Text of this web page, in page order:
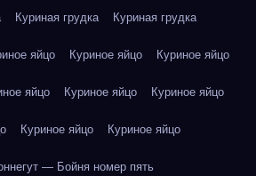
Куриная грудка Куриная грудка
яйцо Куриное яйцо Куриное яйцо
яйцо Куриное яйцо Куриное яйцо
Куриное яйцо Куриное яйцо
— Бойня номер пять